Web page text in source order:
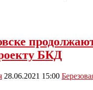
БКД
28.06.2021 15:00